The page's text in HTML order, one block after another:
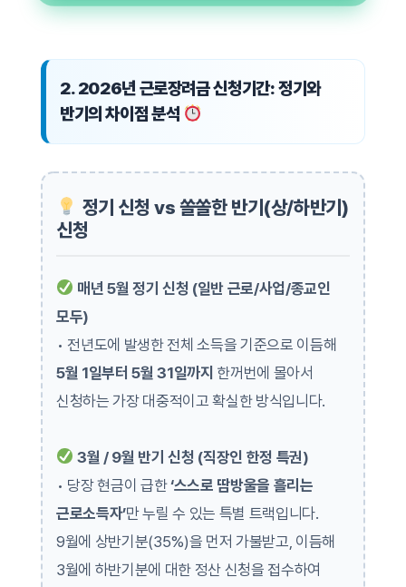
2. 2026년 근로장려금 신청기간: 정기와
반기의 차이점 분석
정기 신청 vs 쏠쏠한 반기(상/하반기)
신청
매년 5월 정기 신청 (일반 근로/사업/종교인
모두)
• 전년도에 발생한 전체 소득을 기준으로 이듬해
5월 1일부터 5월 31일까지 한꺼번에 몰아서
신청하는 가장 대중적이고 확실한 방식입니다.
3월 / 9월 반기 신청 (직장인 한정 특권)
• 당장 현금이 급한‘스스로 땀방울을 흘리는
근로소득자’만 누릴 수 있는 특별 트랙입니다.
9월에 상반기분(35%)을 먼저 가불받고, 이듬해
3월에 하반기분에 대한 정산 신청을 접수하여